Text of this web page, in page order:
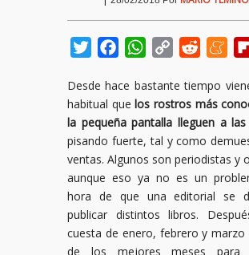
TwitterFacebookWhatsApp
Copy
Reddit
Desde hace bastante tiempo
habitual quelos rostros más
la pequeña pantalla lleguen a las
pisando fuerte, tal y como
ventas. Algunos son periodistas y
aunque eso ya no es un
hora de que una editorial se
publicar distintos libros.
cuesta de enero, febrero y marzo
de los mejores meses para